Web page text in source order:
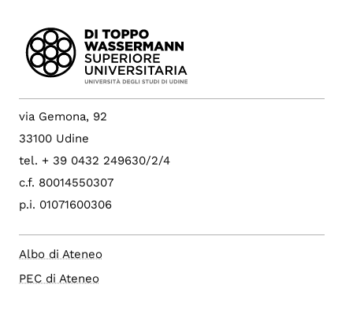
via Gemona, 92
33100 Udine
tel. + 39 0432 249630/2/4
c.f. 80014550307
p.i. 01071600306
Albo di Ateneo
PEC di Ateneo